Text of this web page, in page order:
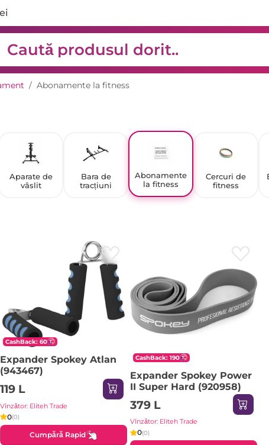
Abonamente la fitness
Aparate de
vâslit
Bara de
tracțiuni
Abonamente
la fitness
Cercuri de
fitness
CashBack: 60
Expander Spokey Atlan
(943467)
119 L
Vînzător: Eliteh Trade
0(0)
Cumpără Rapid
CashBack: 190
Expander Spokey Power
II Super Hard (920958)
379 L
Vînzător: Eliteh Trade
0(0)